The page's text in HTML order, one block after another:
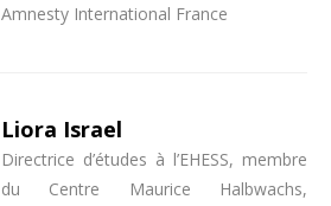
Amnesty International France
Liora Israel
Directrice d’études à l’EHESS, membre
du Centre Maurice Halbwachs,